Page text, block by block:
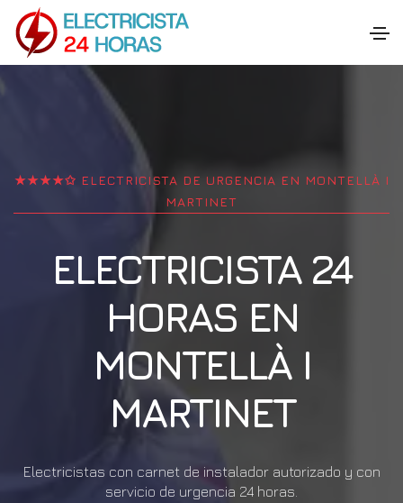
★★★★✩ ELECTRICISTA DE URGENCIA EN MONTELLÀ I
MARTINET
ELECTRICISTA 24
HORAS EN
MONTELLÀ I
MARTINET
Electricistas con carnet de instalador autorizado y con
servicio de urgencia 24 horas.